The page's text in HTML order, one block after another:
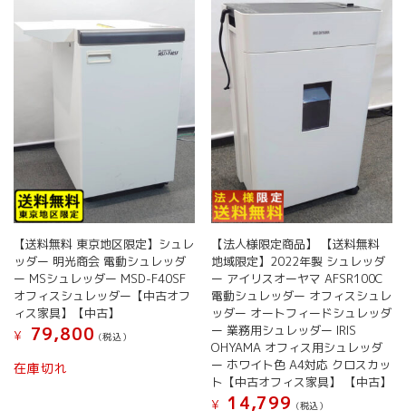
【送料無料 東京地区限定】シュレ
ッダー 明光商会 電動シュレッダ
ー MSシュレッダー MSD-F40SF
オフィスシュレッダー【中古オフ
ィス家具】【中古】
¥
79,800 (税込）
在庫切れ
【法人様限定商品】 【送料無料
地域限定】2022年製 シュレッダ
ー アイリスオーヤマ AFSR100C
電動シュレッダー オフィスシュレ
ッダー オートフィードシュレッダ
ー 業務用シュレッダー IRIS
OHYAMA オフィス用シュレッダ
ー ホワイト色 A4対応 クロスカッ
ト【中古オフィス家具】 【中古】
¥
14,799 (税込）